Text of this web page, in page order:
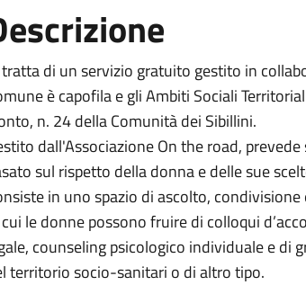
di un servizio gratuito gestito in
ècapofilaegli Ambiti Sociali
n. 24dellaComunitàdei Sibillini.
dall'Associazione On the road,
sul rispetto della donnaedelle sue
in uno spazio di ascolto,
le donne possonofruire di colloqui
le, counseling psicologico individuale e di
l territorio socio-sanitari o di altro tipo.